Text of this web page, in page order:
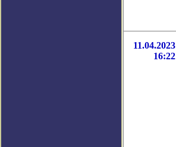
11.04.2023
16:22